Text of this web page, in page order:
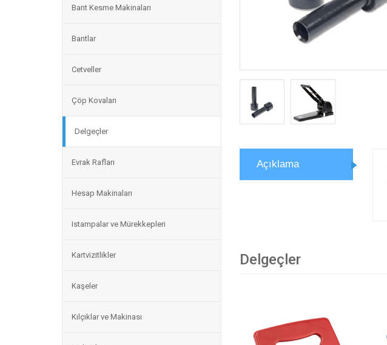
Bant Kesme Makinaları
Bantlar
Cetveller
Çöp Kovaları
Delgeçler
Evrak Rafları
Hesap Makinaları
Istampalar ve Mürekkepleri
Kartvizitlikler
Kaşeler
Kılçıklar ve Makinası
Açıklama
Delgeçler